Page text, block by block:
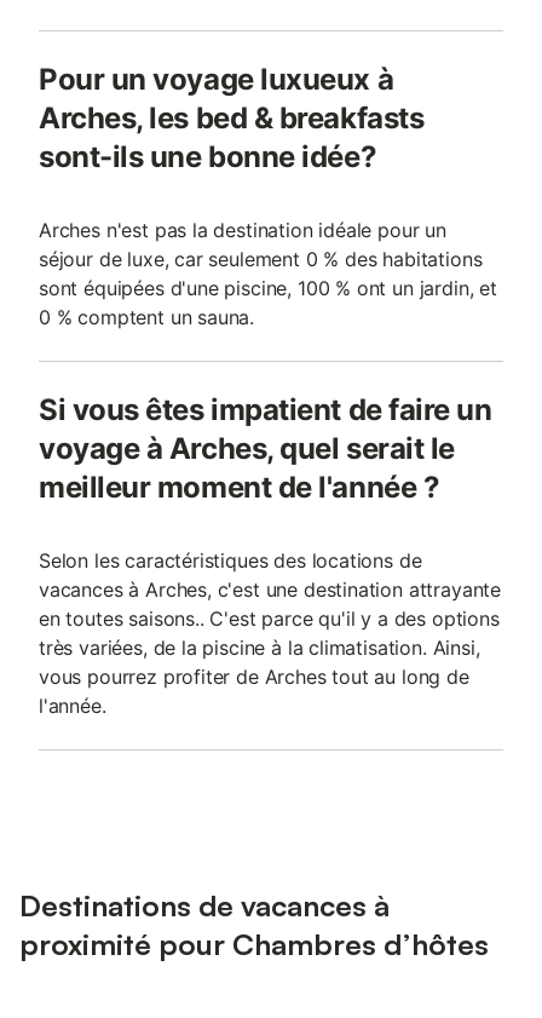
Pour un voyage luxueux à
Arches, les bed & breakfasts
sont-ils une bonne idée?
Arches n'est pas la destination idéale pour un
séjour de luxe, car seulement 0 % des habitations
sont équipées d'une piscine, 100 % ont un jardin, et
0 % comptent un sauna.
Si vous êtes impatient de faire un
voyage à Arches, quel serait le
meilleur moment de l'année ?
Selon les caractéristiques des locations de
vacances à Arches, c'est une destination attrayante
en toutes saisons.. C'est parce qu'il y a des options
très variées, de la piscine à la climatisation. Ainsi,
vous pourrez profiter de Arches tout au long de
l'année.
Destinations de vacances à
proximité pour Chambres d’hôtes